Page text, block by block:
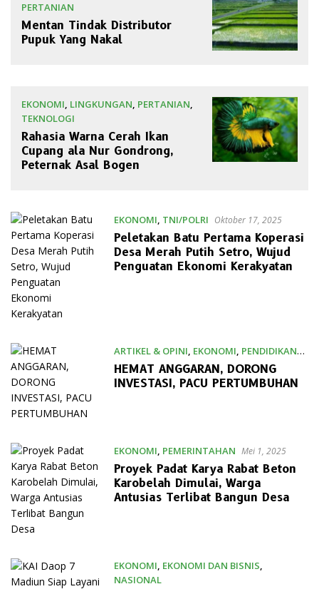
PERTANIAN
November 24, 2025
Mentan Tindak Distributor
Pupuk Yang Nakal
EKONOMI, LINGKUNGAN, PERTANIAN,
TEKNOLOGI
November 9, 2025
Rahasia Warna Cerah Ikan
Cupang ala Nur Gondrong,
Peternak Asal Bogen
EKONOMI, TNI/POLRI Oktober 17, 2025
Peletakan Batu Pertama Koperasi
Desa Merah Putih Setro, Wujud
Penguatan Ekonomi Kerakyatan
ARTIKEL & OPINI, EKONOMI, PENDIDIKAN
Juni 9, 2025
HEMAT ANGGARAN, DORONG
INVESTASI, PACU PERTUMBUHAN
EKONOMI, PEMERINTAHAN Mei 1, 2025
Proyek Padat Karya Rabat Beton
Karobelah Dimulai, Warga
Antusias Terlibat Bangun Desa
EKONOMI, EKONOMI DAN BISNIS,
NASIONAL